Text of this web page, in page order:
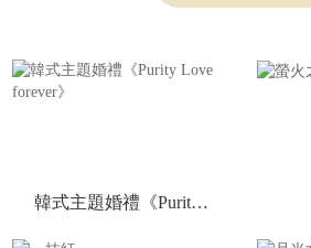
韓式主題婚禮《Purity Love forever》